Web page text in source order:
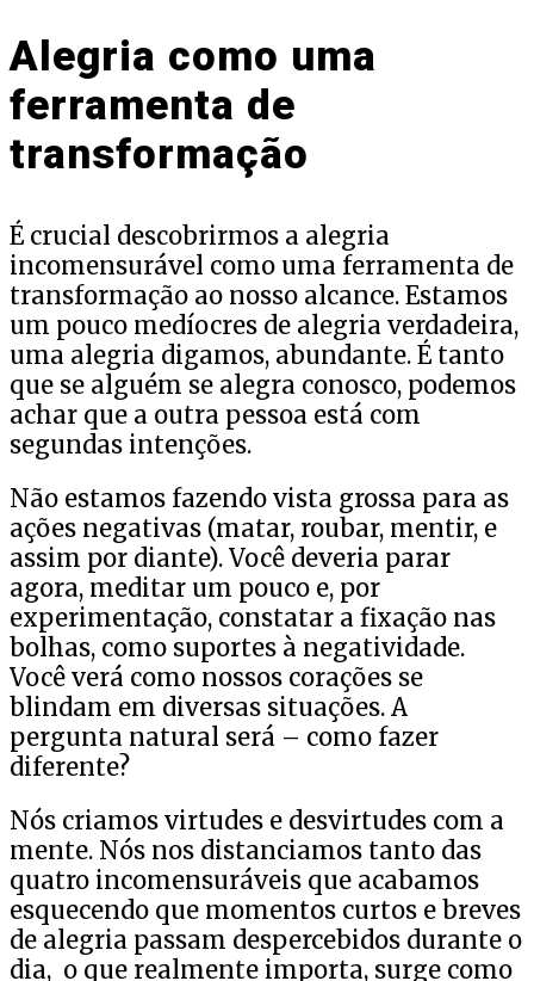
Alegria como uma
ferramenta de
transformação
É crucial descobrirmos a alegria
incomensurável como uma ferramenta de
transformação ao nosso alcance. Estamos
um pouco medíocres de alegria verdadeira,
uma alegria digamos, abundante. É tanto
que se alguém se alegra conosco, podemos
achar que a outra pessoa está com
segundas intenções.
Não estamos fazendo vista grossa para as
ações negativas (matar, roubar, mentir, e
assim por diante). Você deveria parar
agora, meditar um pouco e, por
experimentação, constatar a fixação nas
bolhas, como suportes à negatividade.
Você verá como nossos corações se
blindam em diversas situações. A
pergunta natural será – como fazer
diferente?
Nós criamos virtudes e desvirtudes com a
mente. Nós nos distanciamos tanto das
quatro incomensuráveis que acabamos
esquecendo que momentos curtos e breves
de alegria passam despercebidos durante o
dia, o que realmente importa, surge como